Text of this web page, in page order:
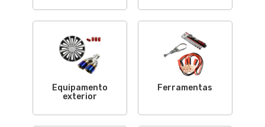
Equipamento
exterior
Ferramentas